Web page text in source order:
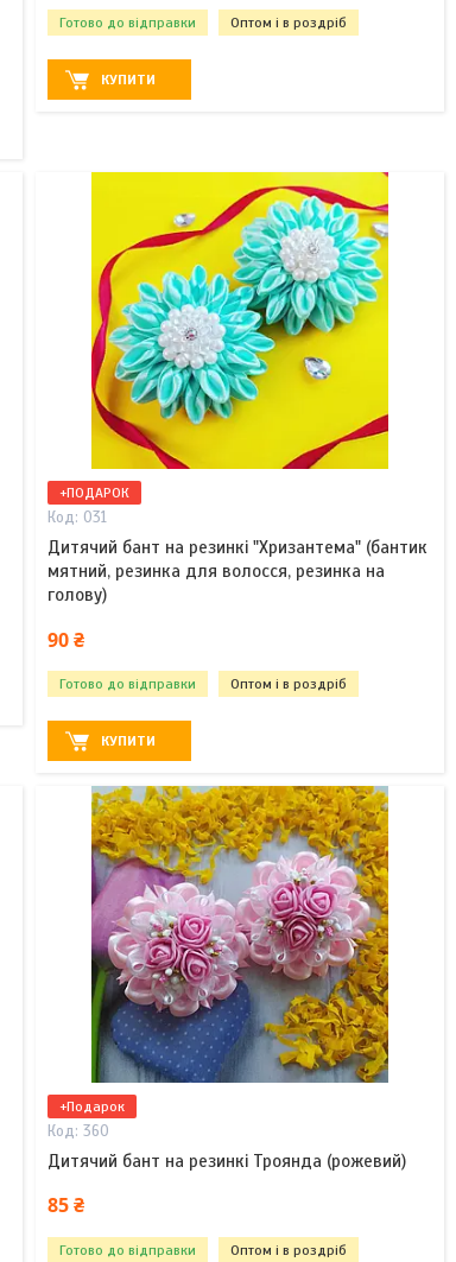
Готово до відправки Оптом і в роздріб
КУПИТИ
+ПОДАРОК
031
Дитячий бант на резинкі "Хризантема" (бантик
мятний, резинка для волосся, резинка на
голову)
90 ₴
Готово до відправки Оптом і в роздріб
КУПИТИ
+Подарок
360
Дитячий бант на резинкі Троянда (рожевий)
85 ₴
Готово до відправки Оптом і в роздріб